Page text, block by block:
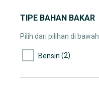
TIPE BAHAN BAKAR
Pilih dari pilihan di bawah
Bensin (2)